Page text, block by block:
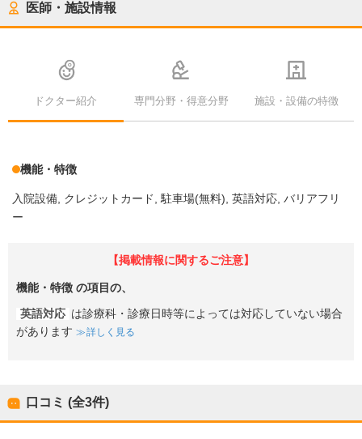
医師・施設情報
ドクター紹介 専門分野・得意分野 施設・設備の特徴
機能・特徴
入院設備 クレジットカード 駐車場(無料) 英語対応 バリアフリ
ー
【掲載情報に関するご注意】
機能・特徴 の項目の、
英語対応 は診療科・診療日時等によっては対応していない場合
があります
詳しく見る
口コミ (全3件)